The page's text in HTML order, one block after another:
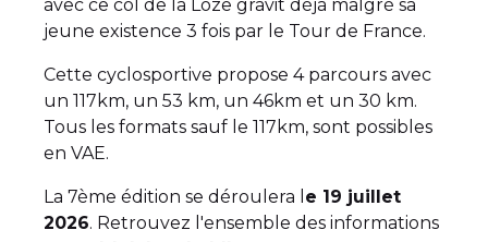
avec ce col de la Loze gravit déjà malgré sa
jeune existence 3 fois par le Tour de France.
Cette cyclosportive propose 4 parcours avec
un 117km, un 53 km, un 46km et un 30 km.
Tous les formats sauf le 117km, sont possibles
en VAE.
La 7ème édition se déroulera l e 19 juillet
2026. Retrouvez l'ensemble des informations